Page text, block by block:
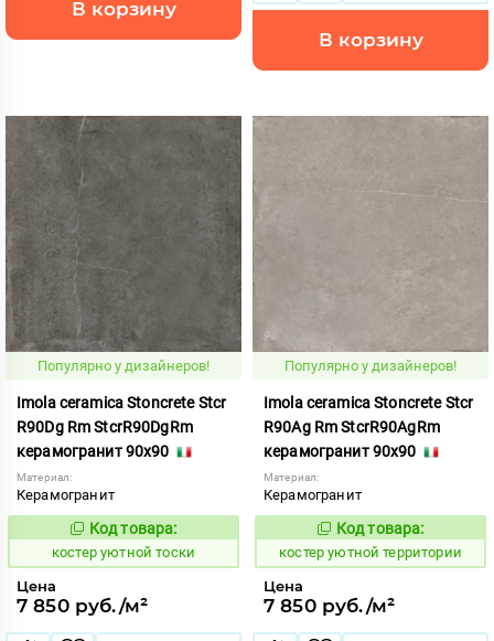
В корзину
В корзину
Популярно у дизайнеров!
Imola ceramica Stoncrete Stcr
R90Dg Rm StcrR90DgRm
керамогранит 90x90
Материал:
Керамогранит
810731
Код товара:
костер уютной тоски
Цена
7 850 руб./м²
Популярно у дизайнеров!
Imola ceramica Stoncrete Stcr
R90Ag Rm StcrR90AgRm
керамогранит 90x90
Материал:
Керамогранит
810729
Код товара:
костер уютной территории
Цена
7 850 руб./м²